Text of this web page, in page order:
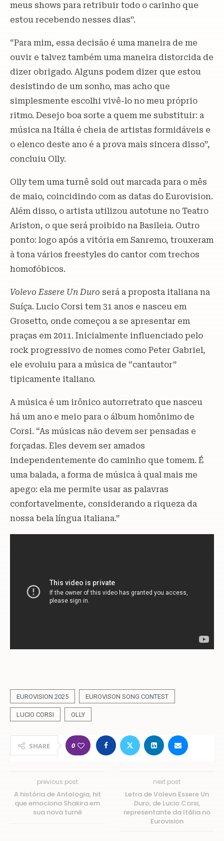
meus shows para retribuir todo o carinho que
estou recebendo nesses dias”.
“Para mim, essa decisão é uma maneira de me
ouvir e talvez também uma maneira distorcida de
dizer obrigado. Alguns podem dizer que estou
desistindo de um sonho, mas acho que
simplesmente escolhi vivê-lo no meu próprio
ritmo. Desejo boa sorte a quem me substituir: a
música na Itália é cheia de artistas formidáveis ​​e
o elenco deste ano é a prova mais sincera disso”,
concluiu Olly.
Olly tem uma turnê sold out marcada para o mês
de maio, coincidindo com as datas do Eurovision.
Além disso, o artista utilizou autotune no Teatro
Ariston, o que será proibido na Basileia. Outro
ponto: logo após a vitória em Sanremo, trouxeram
à tona vários freestyles do cantor com trechos
homofóbicos.
Volevo Essere Un Duro será a proposta italiana na
Suíça. Lucio Corsi tem 31 anos e nasceu em
Grosetto, onde começou a se apresentar em
praças em 2011. Inicialmente influenciado pelo
rock progressivo de nomes como Peter Gabriel,
ele evoluiu para a música de “cantautor”
tipicamente italiano.
A música é um irônico autorretrato que nasceu
há um ano e meio para o álbum homônimo de
Corsi. “As músicas não devem ser pensadas e
forçadas. Eles devem ser amados
independentemente do caminho que tomem. É
uma balada, a forma de música à qual mais me
apego: ela me permite usar as palavras
confortavelmente, considerando a riqueza da
nossa bela língua italiana.”
EUROVISION 2025 EUROVISON SONG CONTEST
LUCIO CORSI OLLY
SHARE 0
previous post
A história de Antologia, hit
que emociona Shakira em
sua nova turnê
next post
Letra de Volevo Essere Un
Duro, de Lucio Corsi,
representante da Itália no
Eurovision